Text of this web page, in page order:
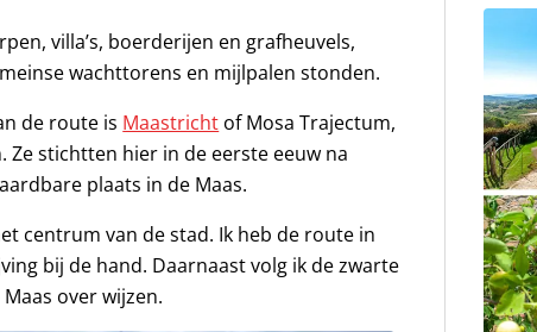
villa’s, boerderijen en grafheuvels,
wachttorens en mijlpalen stonden.
de route is Maastricht of Mosa Trajectum,
Ze stichtten hier in de eerste eeuw na
plaats in de Maas.
centrum van de stad. Ik heb de route in
bij de hand. Daarnaast volg ik de zwarte
over wijzen.